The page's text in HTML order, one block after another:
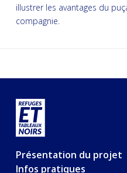
illustrer les avantages du
compagnie.
Présentation du projet
Infos pratiques